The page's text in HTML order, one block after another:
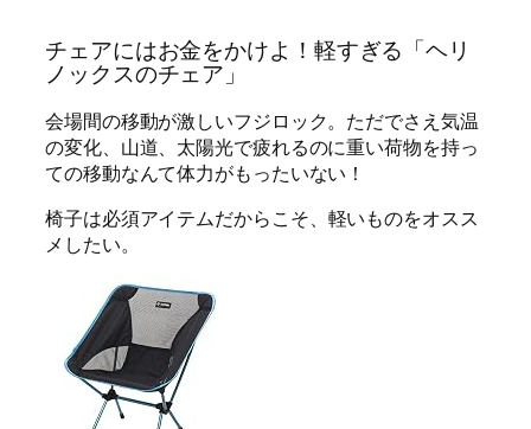
チェアにはお金をかけよ！軽すぎる「ヘリ
ノックスのチェア」
会場間の移動が激しいフジロック。ただでさえ気温
の変化、山道、太陽光で疲れるのに重い荷物を持っ
ての移動なんて体力がもったいない！
椅子は必須アイテムだからこそ、 軽いものをオスス
メ したい。